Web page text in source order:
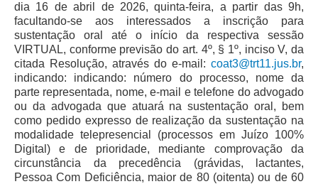
dia 16 de abril de 2026, quinta-feira, a partir das 9h,
facultando-se aos interessados a inscrição para
sustentação oral até o início da respectiva sessão
VIRTUAL, conforme previsão do art. 4º, § 1º, inciso V, da
citada Resolução, através do e-mail: coat3@trt11.jus.br,
indicando: indicando: número do processo, nome da
parte representada, nome, e-mail e telefone do advogado
ou da advogada que atuará na sustentação oral, bem
como pedido expresso de realização da sustentação na
modalidade telepresencial (processos em Juízo 100%
Digital) e de prioridade, mediante comprovação da
circunstância da precedência (grávidas, lactantes,
Pessoa Com Deficiência, maior de 80 (oitenta) ou de 60